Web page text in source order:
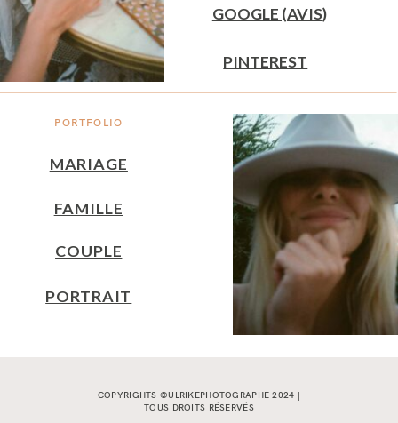
PORTFOLIO
MARIAGE
GOOGLE (AVIS)
FAMILLE
PINTEREST
COUPLE
PORTRAIT
COPYRIGHTS ©ULRIKEPHOTOGRAPHE 2024 |
TOUS DROITS RÉSERVÉS